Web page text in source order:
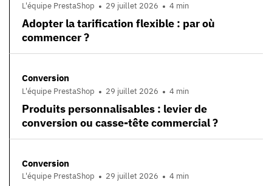
L'équipe PrestaShop 29 juillet 2026 4 min
Adopter la tarification flexible : par où
commencer ?
Conversion
L'équipe PrestaShop 29 juillet 2026 4 min
Produits personnalisables : levier de
conversion ou casse-tête commercial ?
Conversion
L'équipe PrestaShop 29 juillet 2026 4 min